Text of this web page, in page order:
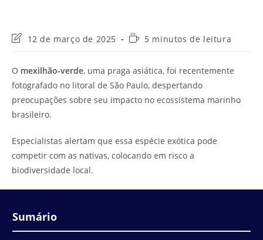
Última
post:
12 de março de 2025
Tempo5 minutos de leitura
O mexilhão-verde, uma praga asiática, foi recentemente
fotografado no litoral de São Paulo, despertando
preocupações sobre seu impacto no ecossistema marinho
brasileiro.
Especialistas alertam que essa espécie exótica pode
competir com as nativas, colocando em risco a
biodiversidade local.
Sumário